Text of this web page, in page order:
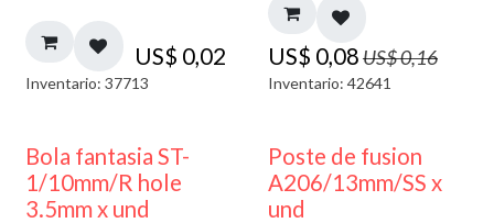
US$ 0,02
Inventario: 37713
US$ 0,08US$0,16
Inventario: 42641
Bola fantasia ST-
1/10mm/R hole
3.5mm x und
Poste de fusion
A206/13mm/SS x
und